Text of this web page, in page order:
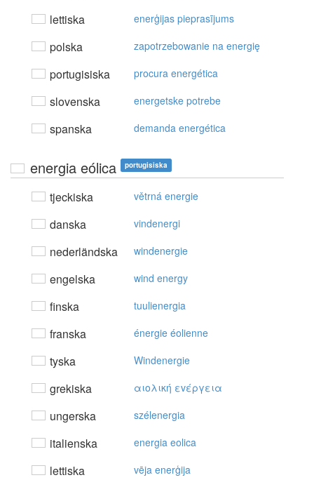
lettiska enerģijas pieprasījums
polska zapotrzebowanie na energię
portugisiska procura energética
slovenska energetske potrebe
spanska demanda energética
energia eólica portugisiska
tjeckiska větrná energie
danska vindenergi
nederländska windenergie
engelska wind energy
finska tuulienergia
franska énergie éolienne
tyska Windenergie
grekiska αιoλική εvέργεια
ungerska szélenergia
italienska energia eolica
lettiska vēja enerģija